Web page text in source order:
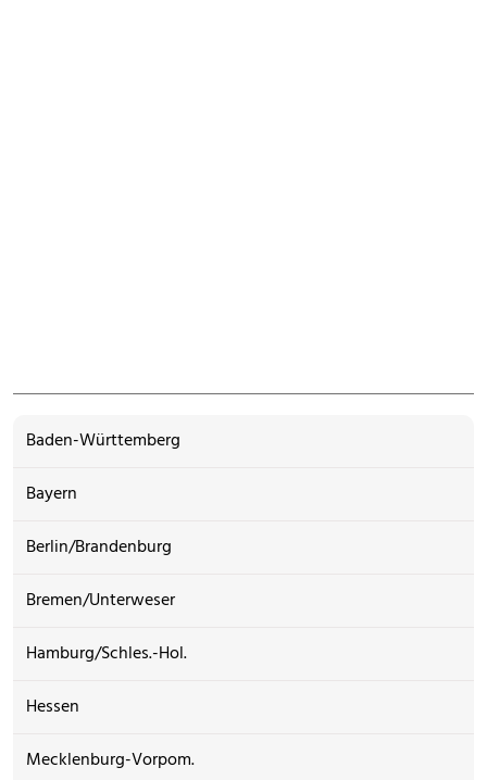
Baden-Württemberg
Bayern
Berlin/Brandenburg
Bremen/Unterweser
Hamburg/Schles.-Hol.
Hessen
Mecklenburg-Vorpom.